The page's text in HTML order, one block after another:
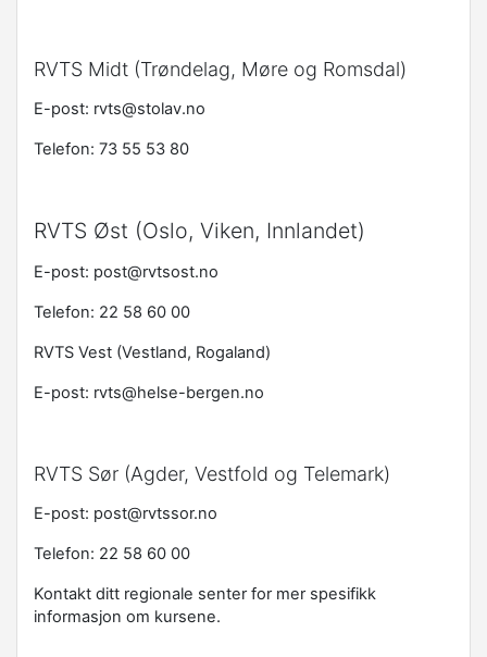
RVTS Midt (Trøndelag, Møre og Romsdal)
E-post: rvts@stolav.no
Telefon: 73 55 53 80
RVTS Øst (Oslo, Viken, Innlandet)
E-post: post@rvtsost.no
Telefon: 22 58 60 00
RVTS Vest (Vestland, Rogaland)
E-post: rvts@helse-bergen.no
RVTS Sør (Agder, Vestfold og Telemark)
E-post: post@rvtssor.no
Telefon: 22 58 60 00
Kontakt ditt regionale senter for mer spesifikk
informasjon om kursene.